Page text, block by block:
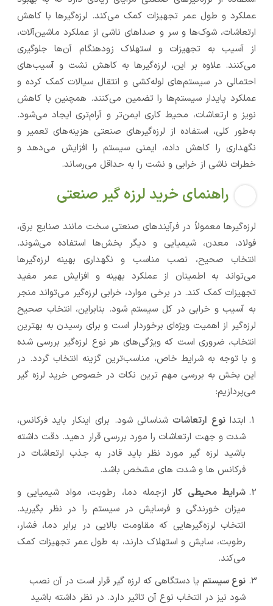
عملکرد و طول عمر تجهیزات کمک می‌کند. لرزه‌گیرها با کاهش
ارتعاشات، شوک‌ها و سر و صداهای ناشی از عملکرد ماشین‌آلات،
از آسیب به تجهیزات و استهلاک زودهنگام آن‌ها جلوگیری
می‌کنند. علاوه بر این، لرزه‌گیرها به کاهش نشت و آسیب‌های
احتمالی در سیستم‌های لوله‌کشی و انتقال سیالات کمک کرده و
عملکرد پایدار سیستم‌ها را تضمین می‌کنند. همچنین با کاهش
نویز و ارتعاشات، محیط کاری ایمن‌تر و آرام‌تری ایجاد می‌شود.
به‌طور کلی، استفاده از لرزه‌گیرهای صنعتی هزینه‌های تعمیر و
نگهداری را کاهش داده، ایمنی سیستم را افزایش می‌دهد و
خطرات ناشی از خرابی و نشت را به حداقل می‌رساند.
راهنمای خرید لرزه گیر صنعتی
لرزه‌گیرها معمولاً در فرآیندهای صنعتی سخت مانند صنایع برق،
فولاد، معدن، شیمیایی و دیگر بخش‌ها استفاده می‌شوند.
انتخاب صحیح، نصب مناسب و نگهداری بهینه لرزه‌گیرها
می‌تواند به اطمینان از عملکرد بهینه و افزایش عمر مفید
تجهیزات کمک کند. در برخی موارد، خرابی لرزه‌گیر می‌تواند منجر
به آسیب و خرابی در کل سیستم شود. بنابراین، انتخاب صحیح
لرزه‌گیر از اهمیت ویژه‌ای برخوردار است و برای رسیدن به بهترین
انتخاب، ضروری است که ویژگی‌های هر نوع لرزه‌گیر بررسی شده
و با توجه به شرایط خاص، مناسب‌ترین گزینه انتخاب گردد. در
این بخش به بررسی مهم ترین نکات در خصوص خرید لرزه گیر
می‌پردازیم:
ابتدانوع ارتعاشات شناسائی شود. برای اینکار باید فرکانس،
شدت و جهت ارتعاشات را مورد بررسی قرار دهید. دقت داشته
باشید لرزه گیر مورد نظر باید قادر به جذب ارتعاشات در
فرکانس ها و شدت های مشخص باشد.
شرایط محیطی کارازجمله دما، رطوبت، مواد شیمیایی و
میزان خورندگی و فرسایش در سیستم را در نظر بگیرید.
انتخاب لرزه‌گیرهایی که مقاومت بالایی در برابر دما، فشار،
رطوبت، سایش و استهلاک دارند، به طول عمر تجهیزات کمک
می‌کند.
نوع سیستم یا دستگاهی که لرزه گیر قرار است در آن نصب
شود نیز در انتخاب نوع آن تاثیر دارد. در نظر داشته باشید